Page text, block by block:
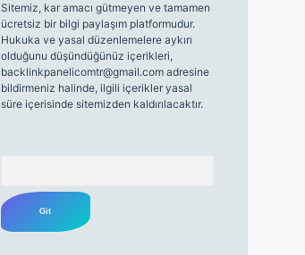
Sitemiz, kar amacı gütmeyen ve tamamen
ücretsiz bir bilgi paylaşım platformudur.
Hukuka ve yasal düzenlemelere aykırı
olduğunu düşündüğünüz içerikleri,
backlinkpanelicomtr@gmail.comadresine
bildirmeniz halinde, ilgili içerikler yasal
süre içerisinde sitemizden kaldırılacaktır.